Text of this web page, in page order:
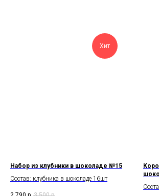
Хит
Набор из клубники в шоколаде №15
Состав: клубника в шоколаде 16шт